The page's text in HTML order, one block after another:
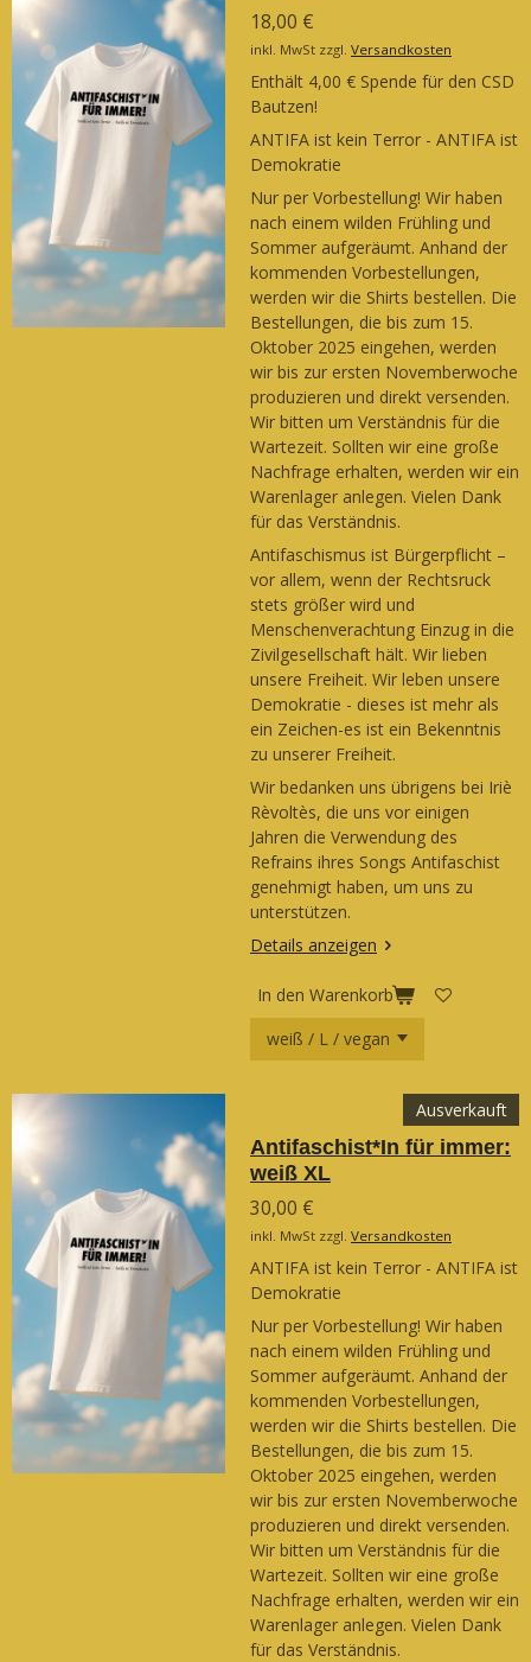
18,00 €
inkl. MwSt zzgl. Versandkosten
Enthält 4,00 € Spende für den CSD
Bautzen!
ANTIFA ist kein Terror - ANTIFA ist
Demokratie
Nur per Vorbestellung! Wir haben
nach einem wilden Frühling und
Sommer aufgeräumt. Anhand der
kommenden Vorbestellungen,
werden wir die Shirts bestellen. Die
Bestellungen, die bis zum 15.
Oktober 2025 eingehen, werden
wir bis zur ersten Novemberwoche
produzieren und direkt versenden.
Wir bitten um Verständnis für die
Wartezeit. Sollten wir eine große
Nachfrage erhalten, werden wir ein
Warenlager anlegen. Vielen Dank
für das Verständnis.
Antifaschismus ist Bürgerpflicht –
vor allem, wenn der Rechtsruck
stets größer wird und
Menschenverachtung Einzug in die
Zivilgesellschaft hält. Wir lieben
unsere Freiheit. Wir leben unsere
Demokratie - dieses ist mehr als
ein Zeichen-es ist ein Bekenntnis
zu unserer Freiheit.
Wir bedanken uns übrigens bei Iriè
Rèvoltès, die uns vor einigen
Jahren die Verwendung des
Refrains ihres Songs Antifaschist
genehmigt haben, um uns zu
unterstützen.
Details anzeigen
In den Warenkorb
Ausverkauft
Antifaschist*In für immer:
weiß XL
30,00 €
inkl. MwSt zzgl. Versandkosten
ANTIFA ist kein Terror - ANTIFA ist
Demokratie
Nur per Vorbestellung! Wir haben
nach einem wilden Frühling und
Sommer aufgeräumt. Anhand der
kommenden Vorbestellungen,
werden wir die Shirts bestellen. Die
Bestellungen, die bis zum 15.
Oktober 2025 eingehen, werden
wir bis zur ersten Novemberwoche
produzieren und direkt versenden.
Wir bitten um Verständnis für die
Wartezeit. Sollten wir eine große
Nachfrage erhalten, werden wir ein
Warenlager anlegen. Vielen Dank
für das Verständnis.